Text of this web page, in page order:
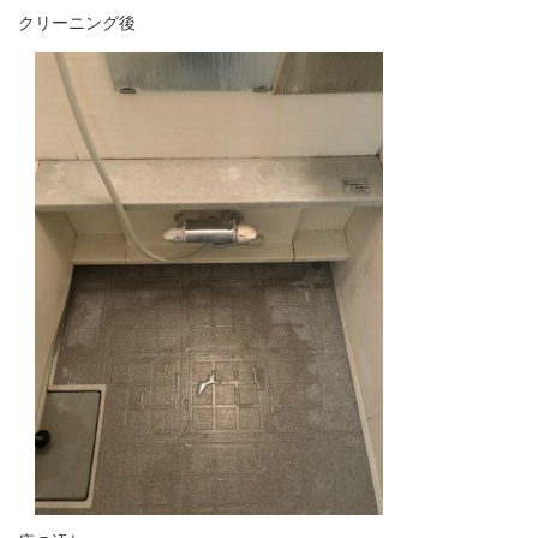
クリーニング後